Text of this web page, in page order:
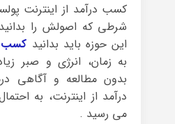
کسب درآمد از اینترنت
شرطی که اصولش را
این حوزه باید بدانید کسب
به زمان، انرژی و صبر
بدون مطالعه و آگاهی
درآمد از اینترنت، به
می رسید .